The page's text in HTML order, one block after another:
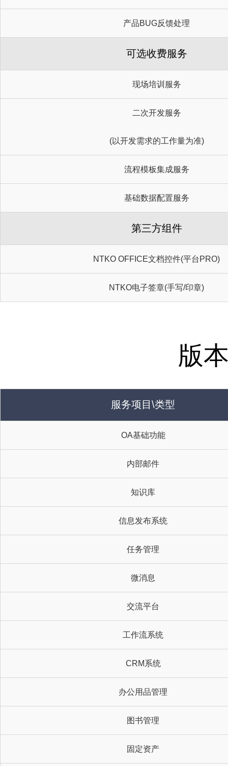
产品BUG反馈处理
可选收费服务
现场培训服务
二次开发服务
(以开发需求的工作量为准)
流程模板集成服务
基础数据配置服务
第三方组件
NTKO OFFICE文档控件(平台PRO)
NTKO电子签章(手写/印章)
版
服务项目\类型
OA基础功能
内部邮件
知识库
信息发布系统
任务管理
微消息
交流平台
工作流系统
CRM系统
办公用品管理
图书管理
固定资产